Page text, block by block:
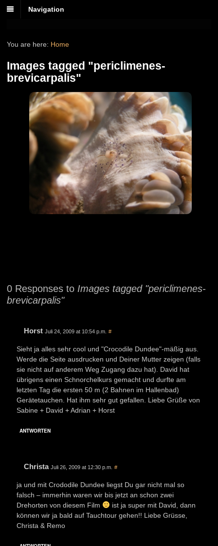
Navigation
You are here: Home
Images tagged "periclimenes-
brevicarpalis"
0 Responses to Images tagged "periclimenes-
brevicarpalis"
Horst Juli 24, 2009 at 10:54 p.m. #
Sieht ja alles sehr cool und "Crocodile Dundee"-mäßig aus.
Werde die Seite ausdrucken und Deiner Mutter zeigen (falls
sie nicht auf anderem Weg Zugang dazu hat). David hat
übrigens einen Schnorchelkurs gemacht und durfte am
letzten Tag die ersten 50 m (2 Bahnen im Hallenbad)
Gerätetauchen. Hat ihm sehr gut gefallen. Liebe Grüße von
Sabine + David + Adrian + Horst
ANTWORTEN
Christa Juli 26, 2009 at 12:30 p.m. #
ja und mit Crododile Dundee liegst Du gar nicht mal so
falsch – immerhin waren wir bis jetzt an schon zwei
Drehorten von diesem Film
ist ja super mit David, dann
können wir ja bald auf Tauchtour gehen!! Liebe Grüsse,
Christa & Remo